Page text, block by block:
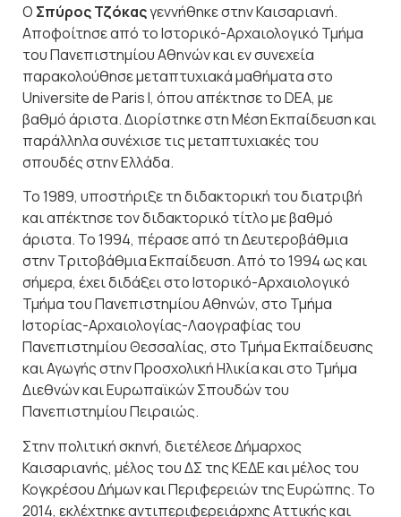
Ο Σπύρος Τζόκαςγεννήθηκε στην Καισαριανή.
Αποφοίτησε από το Ιστορικό-Αρχαιολογικό Τμήμα
του Πανεπιστημίου Αθηνών και εν συνεχεία
παρακολούθησε μεταπτυχιακά μαθήματα στο
Universite de Paris I, όπου απέκτησε το DEA, με
βαθμό άριστα. Διορίστηκε στη Μέση Εκπαίδευση και
παράλληλα συνέχισε τις μεταπτυχιακές του
σπουδές στην Ελλάδα.
Το 1989, υποστήριξε τη διδακτορική του διατριβή
και απέκτησε τον διδακτορικό τίτλο με βαθμό
άριστα. Το 1994, πέρασε από τη Δευτεροβάθμια
στην Τριτοβάθμια Εκπαίδευση. Από το 1994 ως και
σήμερα, έχει διδάξει στο Ιστορικό-Αρχαιολογικό
Τμήμα του Πανεπιστημίου Αθηνών, στο Τμήμα
Ιστορίας-Αρχαιολογίας-Λαογραφίας του
Πανεπιστημίου Θεσσαλίας, στο Τμήμα Εκπαίδευσης
και Αγωγής στην Προσχολική Ηλικία και στο Τμήμα
Διεθνών και Ευρωπαϊκών Σπουδών του
Πανεπιστημίου Πειραιώς.
Στην πολιτική σκηνή, διετέλεσε Δήμαρχος
Καισαριανής, μέλος του ΔΣ της ΚΕΔΕ και μέλος του
Κογκρέσου Δήμων και Περιφερειών της Ευρώπης. Το
2014, εκλέχτηκε αντιπεριφερειάρχης Αττικής και